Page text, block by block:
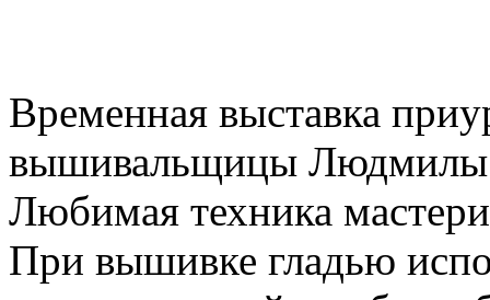
Временная выставка
вышивальщицы
Любимая техника
При вышивке гладью